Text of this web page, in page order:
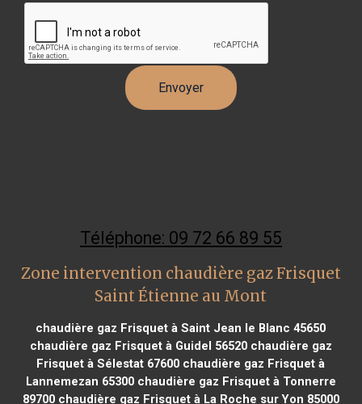
Téléphone: 09 72 66 89 55
Zone intervention chaudière gaz Frisquet
Saint Étienne au Mont
chaudière gaz Frisquet à Saint Jean le Blanc 45650
chaudière gaz Frisquet à Guidel 56520chaudière gaz
Frisquet à Sélestat 67600 chaudière gaz Frisquet à
Lannemezan 65300chaudière gaz Frisquet à Tonnerre
89700chaudière gaz Frisquet à La Roche sur Yon 85000